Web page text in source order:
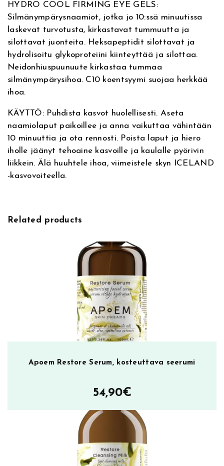
e
n
h
o
i
a
k
k
a
m
HYDRO COOL FIRMING EYE GELS:
Silmänympärysnaamiot, jotka jo 10:ssä minuutissa
laskevat turvotusta, kirkastavat tummuutta ja
silottavat juonteita. Heksapeptidit silottavat ja
hydrolisoitu glykoproteiini kiinteyttää ja silottaa.
Neidonhiuspuunuute kirkastaa tummaa
silmänympärysihoa. C10 koentsyymi suojaa herkkää
ihoa.
KÄYTTÖ: Puhdista kasvot huolellisesti. Aseta
naamiolaput paikoillee ja anna vaikuttaa vähintään
10 minuuttia ja ota rennosti. Poista laput ja hiero
iholle jäänyt tehoaine kasvoille ja kaulalle pyörivin
liikkein. Älä huuhtele ihoa, viimeistele skyn ICELAND
-kasvovoiteella.
Related products
Apoem Restore Serum, kosteuttava seerumi
54,90€